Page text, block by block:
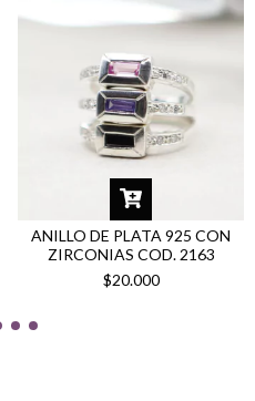
ANILLO DE PLATA 925 CON
ZIRCONIAS COD. 2163
$20.000